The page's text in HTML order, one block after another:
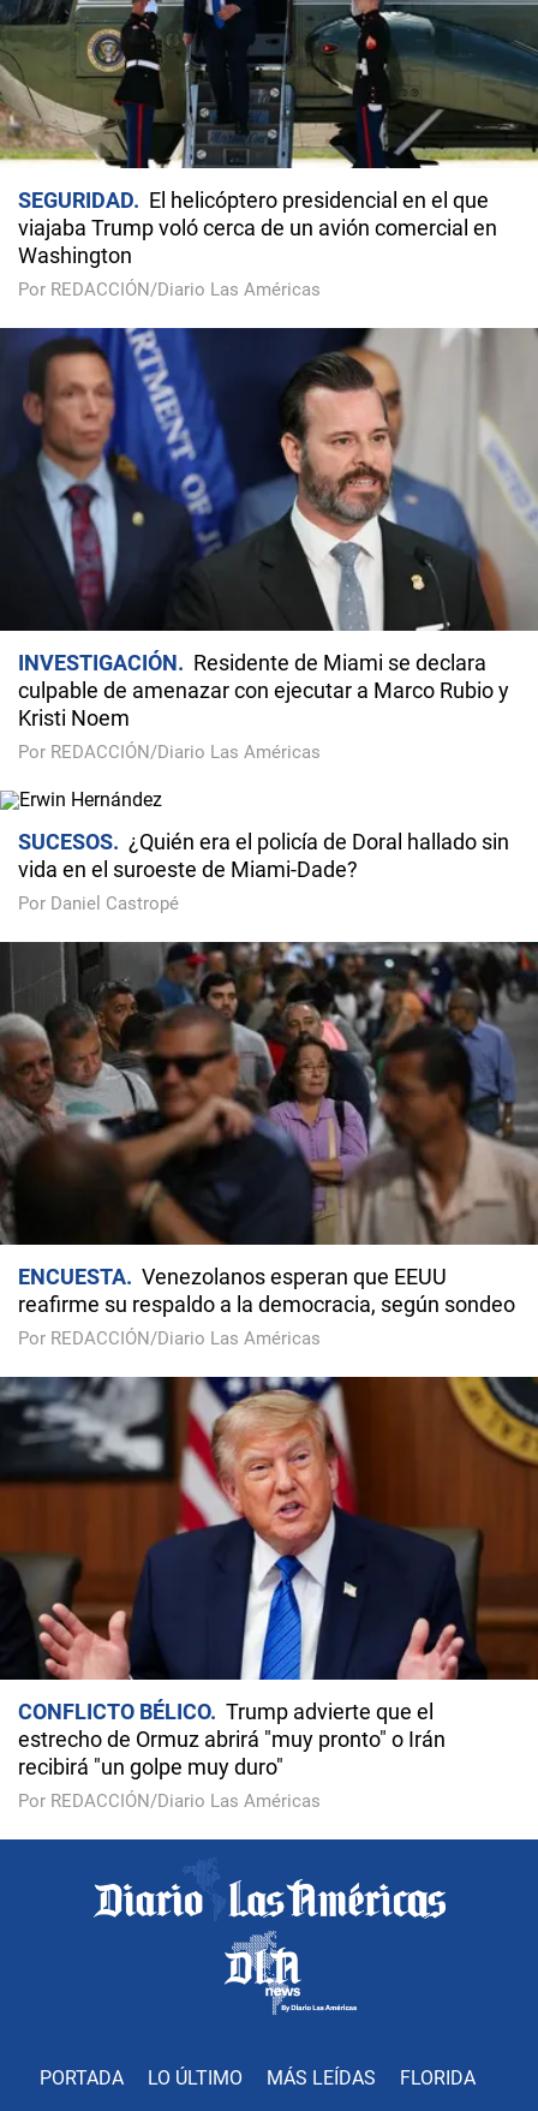
SEGURIDAD
El helicóptero presidencial en el que
viajaba Trump voló cerca de un avión comercial en
Washington
Por REDACCIÓN/Diario Las Américas
INVESTIGACIÓN
Residente de Miami se declara
culpable de amenazar con ejecutar a Marco Rubio y
Kristi Noem
Por REDACCIÓN/Diario Las Américas
SUCESOS
¿Quién era el policía de Doral hallado sin
vida en el suroeste de Miami-Dade?
Por Daniel Castropé
ENCUESTA
Venezolanos esperan que EEUU
reafirme su respaldo a la democracia, según sondeo
Por REDACCIÓN/Diario Las Américas
CONFLICTO BÉLICO
Trump advierte que el
estrecho de Ormuz abrirá "muy pronto" o Irán
recibirá "un golpe muy duro"
Por REDACCIÓN/Diario Las Américas
PORTADA LO ÚLTIMO MÁS LEÍDAS FLORIDA